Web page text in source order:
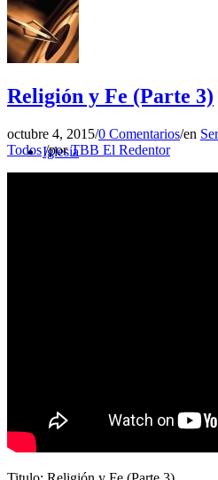
Inicio
Iglesia
Religión y Fe (Parte 3)
octubre 4, 2015/0 Comentarios/en
Todos /porTBB El Redentor